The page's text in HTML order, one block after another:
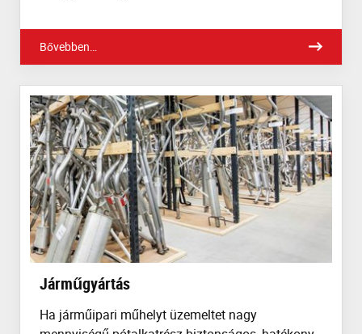
Bővebben…
Járműgyártás
Ha járműipari műhelyt üzemeltet nagy